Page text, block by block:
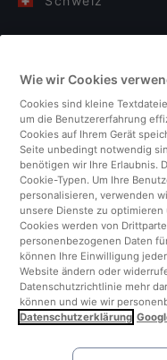
Italien
Finnland
Vereinigtes
Türkei
Niederlande
Singapur
Wie wir Cookies
Cookies sind kleine
um die Benutzererfahrung
Cookies auf Ihrem Gerät
Seite unbedingt notwendig
benötigen wir Ihre Erlaubnis.
Cookie-Typen. Um Ihre
personalisieren, verwenden
unsere Dienste zu
Cookies werden von
personenbezogenen Daten
können Ihre Einwilligung
Website ändern oder
Datenschutzrichtlinie mehr
können und wie wir
Datenschutzerklärung